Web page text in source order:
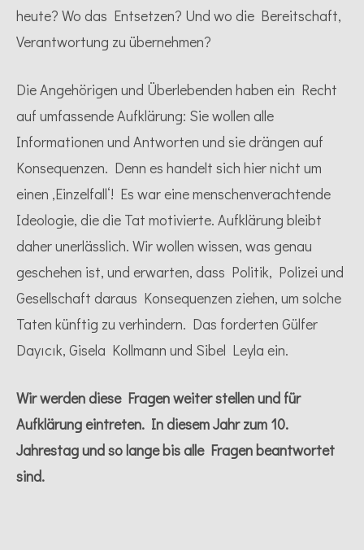
heute? Wo das Entsetzen? Und wo die Bereitschaft,
Verantwortung zu übernehmen?
Die Angehörigen und Überlebenden haben ein Recht
auf umfassende Aufklärung: Sie wollen alle
Informationen und Antworten und sie drängen auf
Konsequenzen. Denn es handelt sich hier nicht um
einen ‚Einzelfall‘! Es war eine menschenverachtende
Ideologie, die die Tat motivierte. Aufklärung bleibt
daher unerlässlich. Wir wollen wissen, was genau
geschehen ist, und erwarten, dass Politik, Polizei und
Gesellschaft daraus Konsequenzen ziehen, um solche
Taten künftig zu verhindern. Das forderten Gülfer
Dayıcık, Gisela Kollmann und Sibel Leyla ein.
Wir werden diese Fragen weiter stellen und für
Aufklärung eintreten. In diesem Jahr zum 10.
Jahrestag und so lange bis alle Fragen beantwortet
sind.